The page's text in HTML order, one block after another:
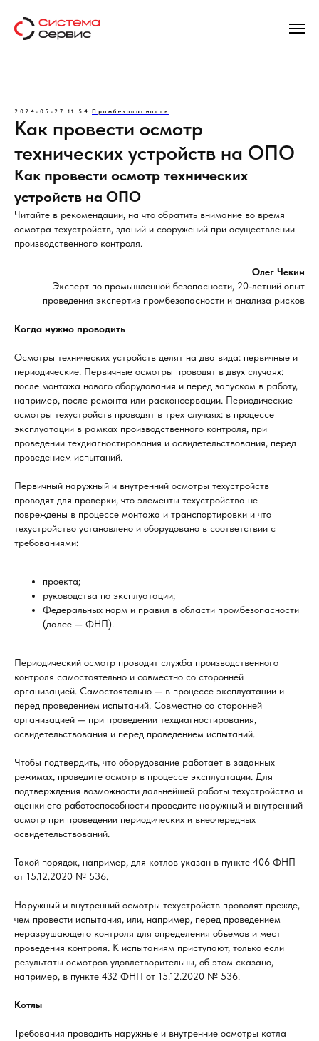
2024-05-27 11:54 Промбезопасность
Как провести осмотр
технических устройств на ОПО
Как провести осмотр технических
устройств на ОПО
Читайте в рекомендации, на что обратить внимание во время
осмотра техустройств, зданий и сооружений при осуществлении
производственного контроля.
Олег Чекин
Эксперт по промышленной безопасности, 20-летний опыт
проведения экспертиз промбезопасности и анализа рисков
Когда нужно проводить
Осмотры технических устройств делят на два вида: первичные и
периодические. Первичные осмотры проводят в двух случаях:
после монтажа нового оборудования и перед запуском в работу,
например, после ремонта или расконсервации. Периодические
осмотры техустройств проводят в трех случаях: в процессе
эксплуатации в рамках производственного контроля, при
проведении техдиагностирования и освидетельствования, перед
проведением испытаний.
Первичный наружный и внутренний осмотры техустройств
проводят для проверки, что элементы техустройства не
повреждены в процессе монтажа и транспортировки и что
техустройство установлено и оборудовано в соответствии с
требованиями:
проекта;
руководства по эксплуатации;
Федеральных норм и правил в области промбезопасности
(далее — ФНП).
Периодический осмотр проводит служба производственного
контроля самостоятельно и совместно со сторонней
организацией. Самостоятельно — в процессе эксплуатации и
перед проведением испытаний. Совместно со сторонней
организацией — при проведении техдиагностирования,
освидетельствования и перед проведением испытаний.
Чтобы подтвердить, что оборудование работает в заданных
режимах, проведите осмотр в процессе эксплуатации. Для
подтверждения возможности дальнейшей работы техустройства и
оценки его работоспособности проведите наружный и внутренний
осмотр при проведении периодических и внеочередных
освидетельствований.
Такой порядок, например, для котлов указан в пункте 406 ФНП
от 15.12.2020 № 536.
Наружный и внутренний осмотры техустройств проводят прежде,
чем провести испытания, или, например, перед проведением
неразрушающего контроля для определения объемов и мест
проведения контроля. К испытаниям приступают, только если
результаты осмотров удовлетворительны, об этом сказано,
например, в пункте 432 ФНП от 15.12.2020 № 536.
Котлы
Требования проводить наружные и внутренние осмотры котла